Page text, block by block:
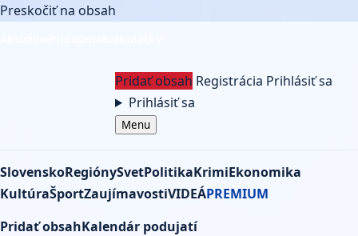
Preskočiť na obsah
Pridať obsah Registrácia Prihlásiť sa
Prihlásiť sa
Menu
SlovenskoRegiónySvetPolitikaKrimiEkonomika
KultúraŠportZaujímavostiVIDEÁPREMIUM
Pridať obsahKalendár podujatí